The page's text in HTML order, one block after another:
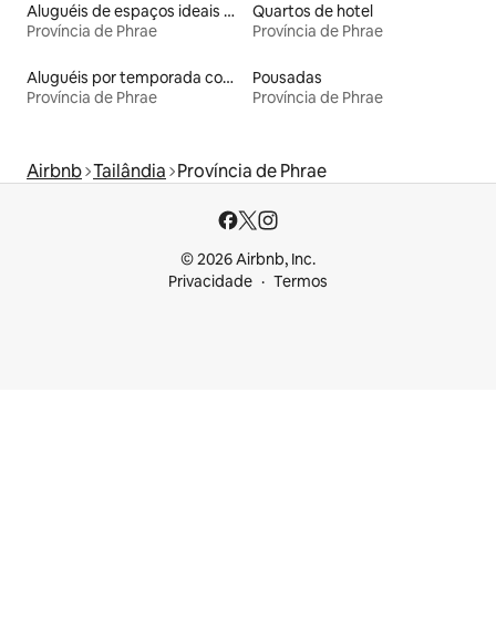
Aluguéis de espaços ideais para famílias
Província de Phrae
Quartos de hotel
Província de Phrae
Aluguéis por temporada com café da manhã
Província de Phrae
Pousadas
Província de Phrae
Airbnb Tailândia Província de Phrae
© 2026 Airbnb, Inc.
Privacidade
Termos